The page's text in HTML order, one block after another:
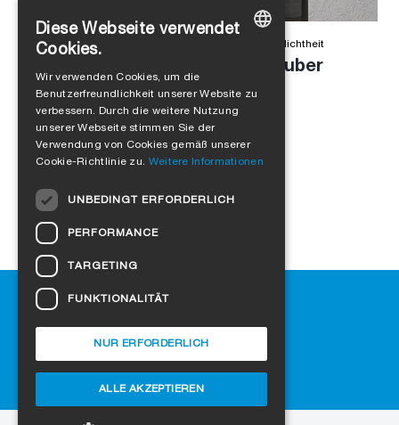
Alejandro Jimenez Luftdichtheit
Anschlussfuge einfach und sauber
abdichten
Hilfe
SIGA-Fachhändler finden
Häufig gestellte Fragen
Cookie-Einstellungen
ENGLISH
FRENCH
DANISH
Diese Webseite verwendet
Cookies.
Wir verwenden Cookies, um die
Benutzerfreundlichkeit unserer Website zu
verbessern. Durch die weitere Nutzung
unserer Webseite stimmen Sie der
Verwendung von Cookies gemäß unserer
Cookie-Richtlinie zu. Weitere Informationen
UNBEDINGT ERFORDERLICH
PERFORMANCE
TARGETING
FUNKTIONALITÄT
ALLE AKZEPTIEREN
NUR ERFORDERLICH